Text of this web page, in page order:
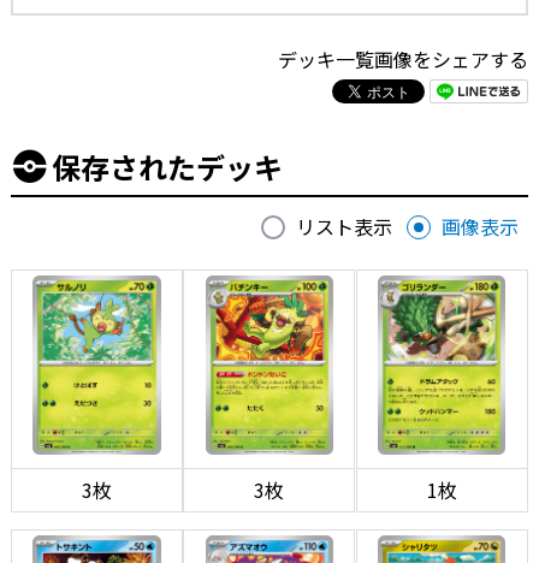
デッキ一覧画像をシェアする
保存されたデッキ
リスト表示 画像表示
3枚 3枚 1枚